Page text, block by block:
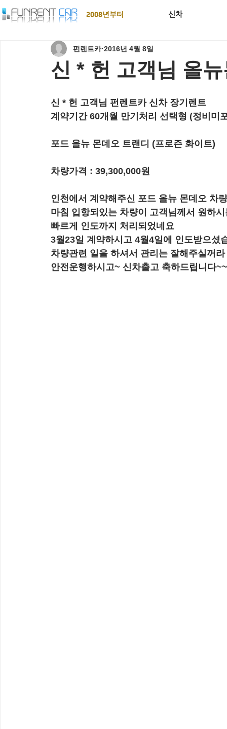
2008년부터 신차
신 * 헌 고객님 올
펀렌트카 2016년 4월 8일
신 * 헌 고객님 펀렌트카 신차 장기렌트
계약기간 60개월 만기처리 선택형 (정비미
포드 올뉴 몬데오 트랜디 (프로즌 화이트)
차량가격 : 39,300,000원
인천에서 계약해주신 포드 올뉴 몬데오 차
마침 입항되있는 차량이 고객님께서 원하
빠르게 인도까지 처리되었네요
3월23일 계약하시고 4월4일에 인도받으셨
차량관련 일을 하셔서 관리는 잘해주실꺼
안전운행하시고~ 신차출고 축하드립니다~~